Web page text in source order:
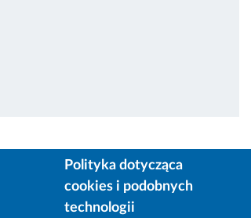
Polityka dotycząca
cookies i podobnych
technologii